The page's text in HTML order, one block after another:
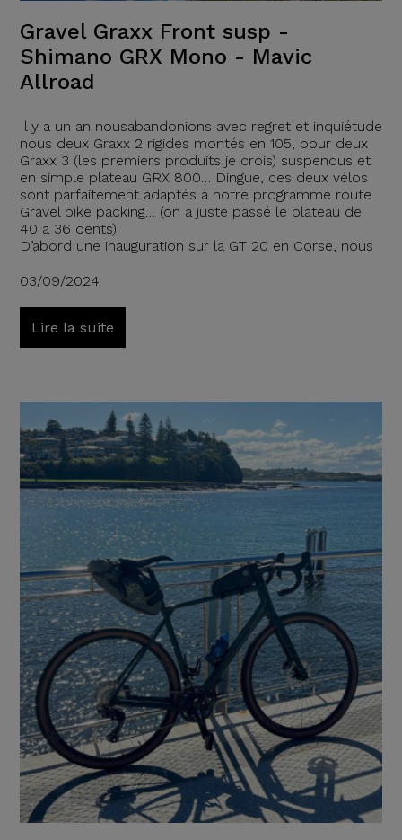
Gravel Graxx Front susp -
Shimano GRX Mono - Mavic
Allroad
Il y a un an nousabandonions avec regret et inquiétude
nous deux Graxx 2 rigides montés en 105, pour deux
Graxx 3 (les premiers produits je crois) suspendus et
en simple plateau GRX 800… Dingue, ces deux vélos
sont parfaitement adaptés à notre programme route
Gravel bike packing… (on a juste passé le plateau de
40 a 36 dents)
D’abord une inauguration sur la GT 20 en Corse, nous
03/09/2024
Lire la suite